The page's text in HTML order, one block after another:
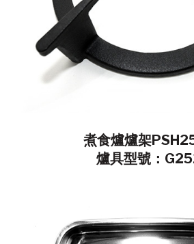
煮食爐爐架
爐具型號：